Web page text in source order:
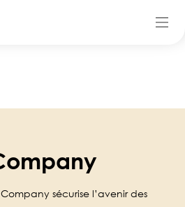
sécurise l’avenir des